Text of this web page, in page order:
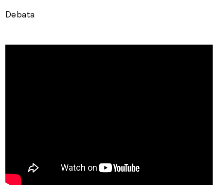
Debata
http://www.youtube.com/watch?
v=oogEmu7kK5A&feature=related